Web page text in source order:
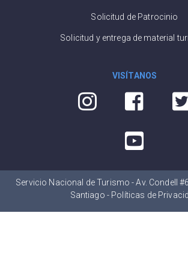
Solicitud de Patrocinio
Solicitud y entrega de material
VISÍTANOS
Servicio Nacional de Turismo - Av. Condell
Santiago - Políticas de